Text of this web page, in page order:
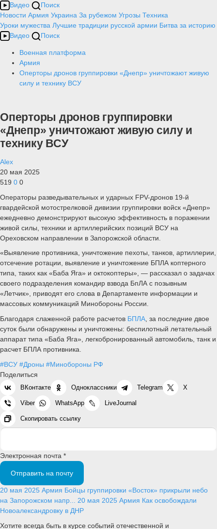
Видео
Поиск
Новости Армия Украина За рубежом Угрозы Техника
Уроки мужества Лучшие традиции русской армии Битва за историю
Видео
Поиск
Военная платформа
Армия
Оперторы дронов группировки «Днепр» уничтожают живую
силу и технику ВСУ
Оперторы дронов группировки
«Днепр» уничтожают живую силу и
технику ВСУ
Alex
20 мая 2025
519 0 0
Операторы разведывательных и ударных FPV-дронов 19-й
гвардейской мотострелковой дивизии группировки войск «Днепр»
ежедневно демонстрируют высокую эффективность в поражении
живой силы, техники и артиллерийских позиций ВСУ на
Ореховском направлении в Запорожской области.
«Выявление противника, уничтожение пехоты, танков, артиллерии,
отсечение ротации, выявление и уничтожение БПЛА коптерного
типа, таких как «Баба Яга» и октокоптеры», — рассказал о задачах
своего подразделения командир взвода БпЛА с позывным
«Летчик», приводят его слова в Департаменте информации и
массовых коммуникаций Минобороны России.
Благодаря слаженной работе расчетов БПЛА , за последние двое
суток были обнаружены и уничтожены: беспилотный летательный
аппарат типа «Баба Яга», легкобронированный автомобиль, танк и
расчет БПЛА противника.
#ВСУ #Дроны #Минобороны РФ
Поделиться
ВКонтакте Одноклассники Telegram X
Viber WhatsApp LiveJournal
Скопировать ссылку
Электронная почта *
Отправить на почту
20 мая 2025 Армия Бойцы группировки «Восток» прикрыли небо
на Запорожском напр... 20 мая 2025 Армия Как освобождали
Новоалександровку в ДНР
Хотите всегда быть в курсе событий отечественной и